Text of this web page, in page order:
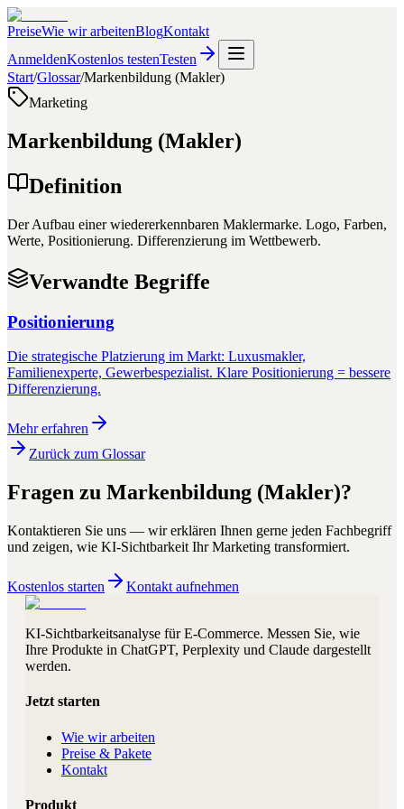
PreiseWie wir arbeitenBlogKontakt
AnmeldenKostenlos testenTesten
Start/Glossar/Markenbildung (Makler)
Marketing
Markenbildung (Makler)
Definition
Der Aufbau einer wiedererkennbaren Maklermarke. Logo, Farben,
Werte, Positionierung. Differenzierung im Wettbewerb.
Verwandte Begriffe
Positionierung
Die strategische Platzierung im Markt: Luxusmakler,
Familienexperte, Gewerbespezialist. Klare Positionierung = bessere
Differenzierung.
Mehr erfahren
Zurück zum Glossar
Fragen zu Markenbildung (Makler)?
Kontaktieren Sie uns — wir erklären Ihnen gerne jeden Fachbegriff
und zeigen, wie KI-Sichtbarkeit Ihr Marketing transformiert.
Kostenlos starten Kontakt aufnehmen
KI-Sichtbarkeitsanalyse für E-Commerce. Messen Sie, wie
Ihre Produkte in ChatGPT, Perplexity und Claude dargestellt
werden.
Jetzt starten
Wie wir arbeiten
Preise & Pakete
Kontakt
Produkt